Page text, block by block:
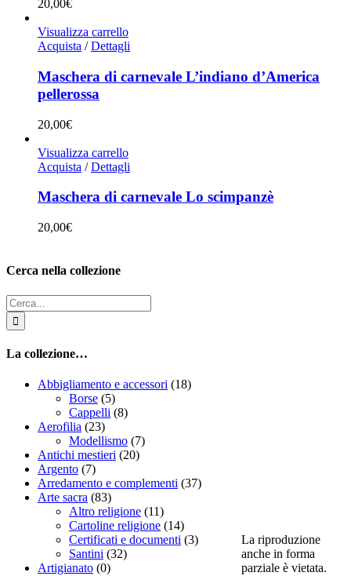
20,00€
Visualizza carrello
Acquista / Dettagli
Maschera di carnevale L’indiano d’America
pellerossa
20,00€
Visualizza carrello
Acquista / Dettagli
Maschera di carnevale Lo scimpanzè
20,00€
Cerca nella collezione
Cerca
per:
La collezione…
Abbigliamento e accessori (18)
Borse (5)
Cappelli (8)
Aerofilia (23)
Modellismo (7)
Antichi mestieri (20)
Argento (7)
Arredamento e complementi (37)
Arte sacra (83)
Altro religione (11)
Cartoline religione (14)
Certificati e documenti (3)
Santini (32)
Artigianato (0)
La riproduzione
anche in forma
parziale è vietata.